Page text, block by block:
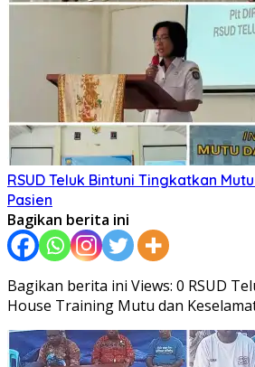
RSUD Teluk Bintuni Tingkatkan
Pasien
Bagikan berita ini
Bagikan berita ini Views: 0 RSUD
House Training Mutu dan